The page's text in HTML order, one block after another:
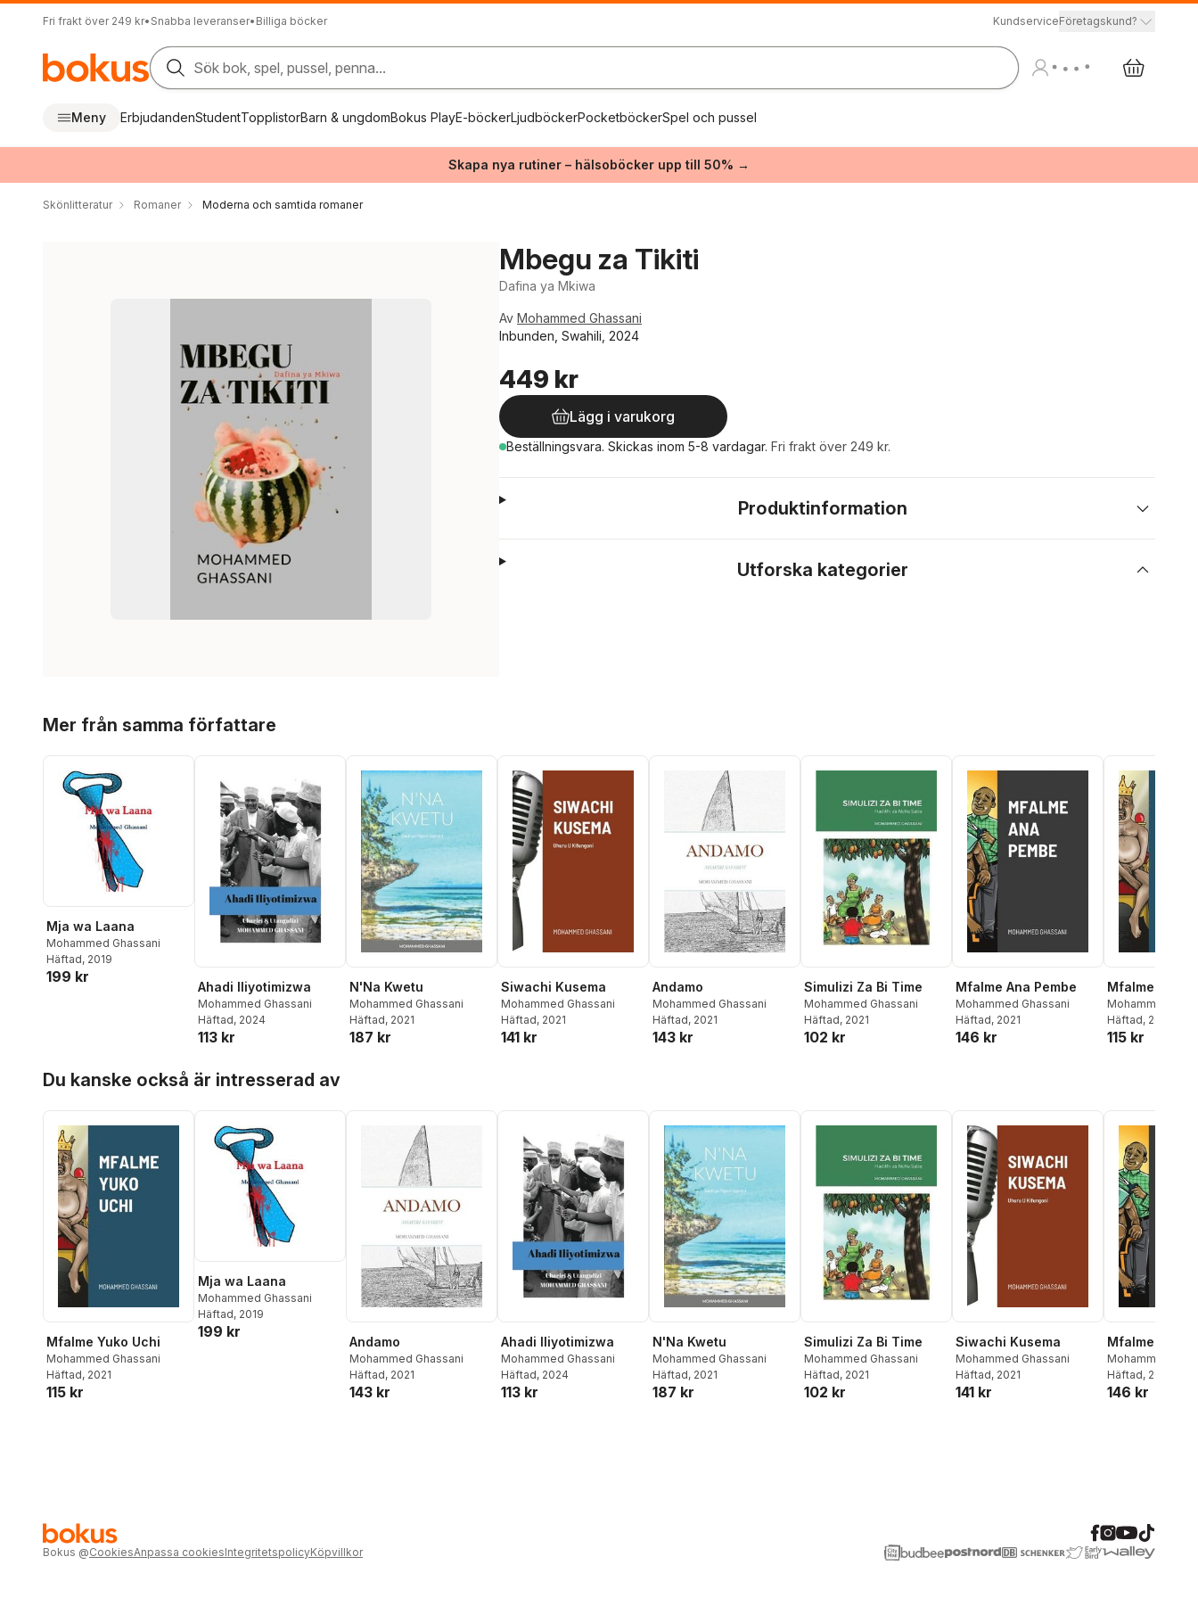
Fri frakt över 249 kr• Snabba leveranser• Billiga böcker KundserviceFöretagskund?
Sök bok, spel, pussel, penna...
Meny ErbjudandenStudentTopplistorBarn & ungdomBokus PlayE-böckerLjudböckerPocketböckerSpel och pussel
Skapa nya rutiner – hälsoböcker upp till 50% →
Skönlitteratur Romaner Moderna och samtida romaner
Mbegu za Tikiti
Dafina ya Mkiwa
Av Mohammed Ghassani
Inbunden, Swahili, 2024
449 kr
Lägg i varukorg
Beställningsvara. Skickas inom 5-8 vardagar. Fri frakt över 249 kr.
Produktinformation
Utforska kategorier
Mer från samma författare
Mja wa Laana
Mohammed Ghassani
Häftad, 2019
199 kr
Ahadi Iliyotimizwa
Mohammed Ghassani
Häftad, 2024
113 kr
N'Na Kwetu
Mohammed Ghassani
Häftad, 2021
187 kr
Siwachi Kusema
Mohammed Ghassani
Häftad, 2021
141 kr
Andamo
Mohammed Ghassani
Häftad, 2021
143 kr
Simulizi Za Bi Time
Mohammed Ghassani
Häftad, 2021
102 kr
Mfalme Ana Pembe
Mohammed Ghassani
Häftad, 2021
146 kr
Mfalme Yuko
Mohammed
Häftad, 2021
115 kr
Du kanske också är intresserad av
Mfalme Yuko Uchi
Mohammed Ghassani
Häftad, 2021
115 kr
Mja wa Laana
Mohammed Ghassani
Häftad, 2019
199 kr
Andamo
Mohammed Ghassani
Häftad, 2021
143 kr
Ahadi Iliyotimizwa
Mohammed Ghassani
Häftad, 2024
113 kr
N'Na Kwetu
Mohammed Ghassani
Häftad, 2021
187 kr
Simulizi Za Bi Time
Mohammed Ghassani
Häftad, 2021
102 kr
Siwachi Kusema
Mohammed Ghassani
Häftad, 2021
141 kr
Mfalme Ana
Mohammed
Häftad, 2021
146 kr
Bokus @CookiesAnpassa cookiesIntegritetspolicyKöpvillkor